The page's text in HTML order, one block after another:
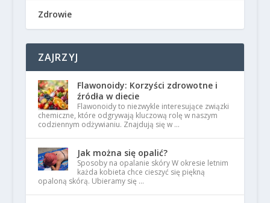
Zdrowie
ZAJRZYJ
Flawonoidy: Korzyści zdrowotne i
źródła w diecie
Flawonoidy to niezwykle interesujące związki
chemiczne, które odgrywają kluczową rolę w naszym
codziennym odżywianiu. Znajdują się w …
Jak można się opalić?
Sposoby na opalanie skóry W okresie letnim
każda kobieta chce cieszyć się piękną
opaloną skórą. Ubieramy się …